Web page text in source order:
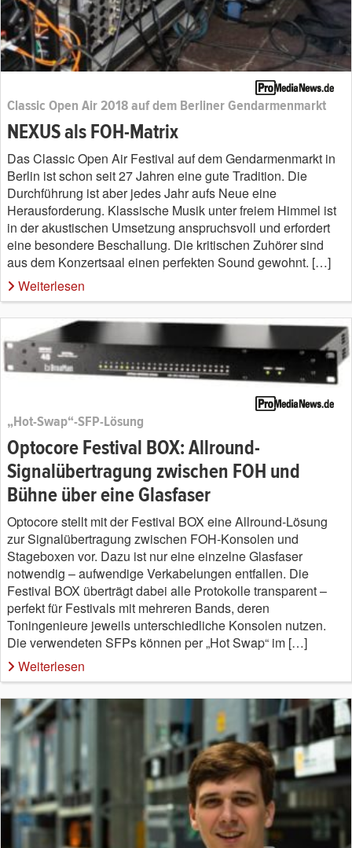
Classic Open Air 2018 auf dem Berliner Gendarmenmarkt
NEXUS als FOH-Matrix
Das Classic Open Air Festival auf dem Gendarmenmarkt in
Berlin ist schon seit 27 Jahren eine gute Tradition. Die
Durchführung ist aber jedes Jahr aufs Neue eine
Herausforderung. Klassische Musik unter freiem Himmel ist
in der akustischen Umsetzung anspruchsvoll und erfordert
eine besondere Beschallung. Die kritischen Zuhörer sind
aus dem Konzertsaal einen perfekten Sound gewohnt. […]
Weiterlesen
„Hot-Swap“-SFP-Lösung
Optocore Festival BOX: Allround-
Signalübertragung zwischen FOH und
Bühne über eine Glasfaser
Optocore stellt mit der Festival BOX eine Allround-Lösung
zur Signalübertragung zwischen FOH-Konsolen und
Stageboxen vor. Dazu ist nur eine einzelne Glasfaser
notwendig – aufwendige Verkabelungen entfallen. Die
Festival BOX überträgt dabei alle Protokolle transparent –
perfekt für Festivals mit mehreren Bands, deren
Toningenieure jeweils unterschiedliche Konsolen nutzen.
Die verwendeten SFPs können per „Hot Swap“ im […]
Weiterlesen